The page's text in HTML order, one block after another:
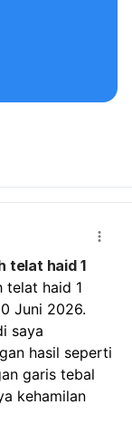
telat haid 1
telat haid 1
Juni 2026.
saya
hasil seperti
garis tebal
kehamilan